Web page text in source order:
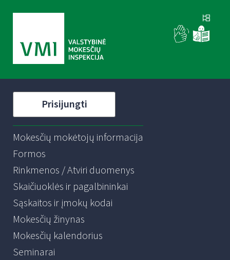
Prisijungti
Mokesčių mokėtojų informacija
Formos
Rinkmenos / Atviri duomenys
Skaičiuoklės ir pagalbininkai
Sąskaitos ir įmokų kodai
Mokesčių žinynas
Mokesčių kalendorius
Seminarai